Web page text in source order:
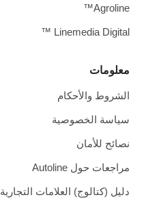
معلومات
الشروط والأحكام
سياسة الخصوصية
نصائح للأمان
مراجعات حول Autoline
دليل (كتالوج) العلامات التجارية
Agroline™
Linemedia Digital ™